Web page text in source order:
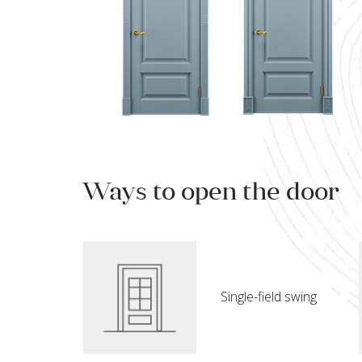
Ways to open the door
Single-field swing